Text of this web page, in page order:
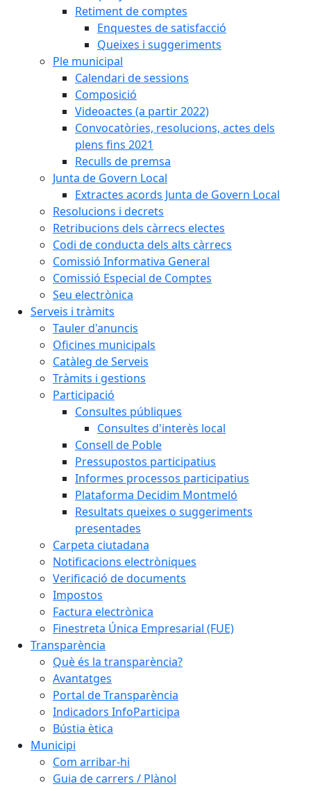
Retiment de comptes
Enquestes de satisfacció
Queixes i suggeriments
Ple municipal
Calendari de sessions
Composició
Videoactes (a partir 2022)
Convocatòries, resolucions, actes dels
plens fins 2021
Reculls de premsa
Junta de Govern Local
Extractes acords Junta de Govern Local
Resolucions i decrets
Retribucions dels càrrecs electes
Codi de conducta dels alts càrrecs
Comissió Informativa General
Comissió Especial de Comptes
Seu electrònica
Serveis i tràmits
Tauler d'anuncis
Oficines municipals
Catàleg de Serveis
Tràmits i gestions
Participació
Consultes públiques
Consultes d'interès local
Consell de Poble
Pressupostos participatius
Informes processos participatius
Plataforma Decidim Montmeló
Resultats queixes o suggeriments
presentades
Carpeta ciutadana
Notificacions electròniques
Verificació de documents
Impostos
Factura electrònica
Finestreta Única Empresarial (FUE)
Transparència
Què és la transparència?
Avantatges
Portal de Transparència
Indicadors InfoParticipa
Bústia ètica
Municipi
Com arribar-hi
Guia de carrers / Plànol